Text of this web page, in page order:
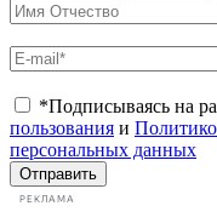
*Подписываясь на
пользования и
персональных данных
Отправить
РЕКЛАМА